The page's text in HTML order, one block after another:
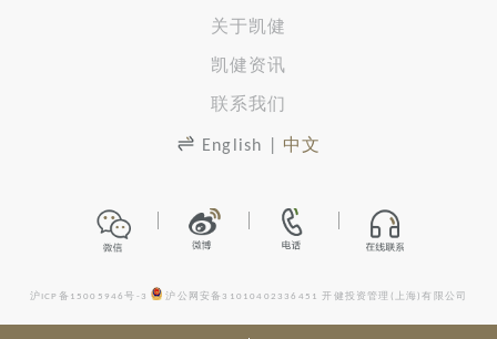
沪ICP备15005946号-3 沪公网安备31010402336451 开健投资管理(上海)有限公司
关于凯健
凯健资讯
联系我们
English 中文